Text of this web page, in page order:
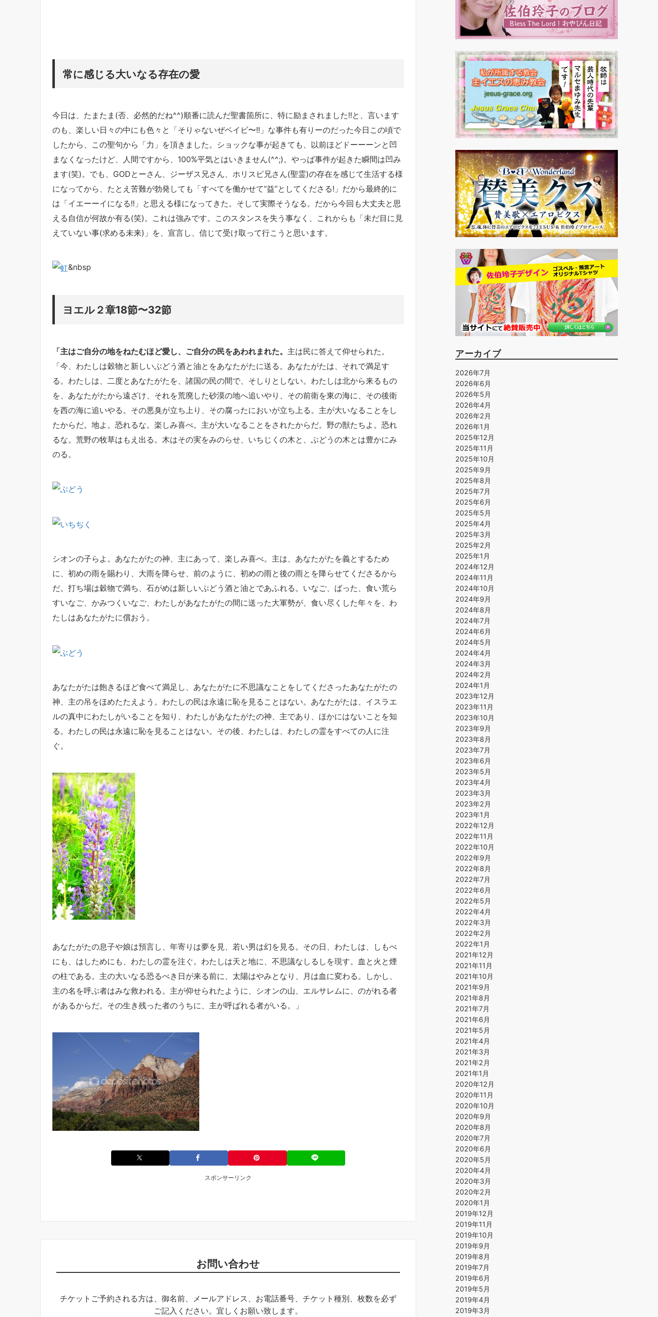
常に感じる大いなる存在の愛
今日は、たまたま(否、必然的だね^^)順番に読んだ聖書箇所に、特に励まされました!!と、言います
のも、楽しい日々の中にも色々と「そりゃないぜベイビ〜!!」な事件も有りーのだった今日この頃で
したから、この聖句から「力」を頂きました。ショックな事が起きても、以前ほどドーーーンと凹
まなくなったけど、人間ですから、100%平気とはいきません(^^;)。やっぱ事件が起きた瞬間は凹み
ます(笑)。でも、GODとーさん、ジーザス兄さん、ホリスピ兄さん(聖霊)の存在を感じて生活する様
になってから、たとえ苦難が勃発しても「すべてを働かせて”益”としてくださる!」だから最終的に
は「イエーーイになる!!」と思える様になってきた。そして実際そうなる。だから今回も大丈夫と思
える自信が何故か有る(笑)。これは強みです。このスタンスを失う事なく、これからも「未だ目に見
えていない事(求める未来)」を、宣言し、信じて受け取って行こうと思います。
&nbsp
ヨエル２章18節〜32節
「主はご自分の地をねたむほど愛し、 ご自分の民をあわれまれた。 主は民に答えて仰せられた。
「今、わたしは穀物と新しいぶどう酒と油とをあなたがたに送る。あなたがたは、それで満足す
る。わたしは、 二度と あなたがたを、諸国の民の間で、そしりとしない。 わたしは北から来るもの
を、あなたがたから遠ざけ 、それを荒廃した砂漠の地へ追いやり、その前衛を東の海に、その後衛
を西の海に追いやる。その悪臭が立ち上り、その腐ったにおいが立ち上る。主が大いなること をし
たからだ。 地よ。 恐れるな。楽しみ喜べ。主が大いなることをされたからだ。 野の獣たちよ。 恐れ
るな。荒野の牧草はもえ出る。木はその実をみのらせ、いちじくの木と、ぶどうの木とは豊かにみ
のる。
シオンの子らよ。あなたがたの神、主にあって、楽しみ喜べ。主は、あなたがたを義とするため
に、 初めの雨を賜わり、 大雨を降らせ、前のように、初めの雨と後の雨とを降らせてくださるから
だ。 打ち場は穀物で満ち、石がめは新しいぶどう酒と油とであふれる 。 いなご、ばった、食い荒ら
すいなご、かみつくいなご、わたしがあなたがたの間に送った大軍勢が、食い尽くした年々を、わ
たしはあなたがたに償おう 。
あなたがたは飽きるほど食べて満足し、あなたがたに不思議なこと をしてくださったあなたがたの
神、主の吊をほめたたえよう。わたしの民は永遠に恥を見ることはない。 あなたがたは、 イスラエ
ルの真中にわたしがいることを知り、 わたしがあなたがたの神 、主であり、ほかにはないことを知
る。わたしの民は永遠に恥を見ることはない。 その後、わたしは、わたしの霊をすべての人に注
ぐ。
あなたがたの息子や娘は預言し、年寄りは夢を見、若い男は幻を見る。 その日、わたしは、しもべ
にも、はしためにも、わたしの霊を注ぐ。 わたしは天と地に、不思議なしるしを現す。血と火と煙
の柱である。 主の大いなる恐るべき日が来る前に、太陽はやみとなり、月は血に変わる。
しかし、
主の名を呼ぶ者はみな救われる。主が仰せられたように、シオンの山、エルサレムに、のがれる者
があるからだ。その生き残った者のうちに、主が呼ばれる者がいる。」
スポンサーリンク
お問い合わせ
チケットご予約される方は、御名前、メールアドレス、お電話番号、チケット種別、枚数を必ず
ご記入ください。宜しくお願い致します。
アーカイブ
2026年7月
2026年6月
2026年5月
2026年4月
2026年2月
2026年1月
2025年12月
2025年11月
2025年10月
2025年9月
2025年8月
2025年7月
2025年6月
2025年5月
2025年4月
2025年3月
2025年2月
2025年1月
2024年12月
2024年11月
2024年10月
2024年9月
2024年8月
2024年7月
2024年6月
2024年5月
2024年4月
2024年3月
2024年2月
2024年1月
2023年12月
2023年11月
2023年10月
2023年9月
2023年8月
2023年7月
2023年6月
2023年5月
2023年4月
2023年3月
2023年2月
2023年1月
2022年12月
2022年11月
2022年10月
2022年9月
2022年8月
2022年7月
2022年6月
2022年5月
2022年4月
2022年3月
2022年2月
2022年1月
2021年12月
2021年11月
2021年10月
2021年9月
2021年8月
2021年7月
2021年6月
2021年5月
2021年4月
2021年3月
2021年2月
2021年1月
2020年12月
2020年11月
2020年10月
2020年9月
2020年8月
2020年7月
2020年6月
2020年5月
2020年4月
2020年3月
2020年2月
2020年1月
2019年12月
2019年11月
2019年10月
2019年9月
2019年8月
2019年7月
2019年6月
2019年5月
2019年4月
2019年3月